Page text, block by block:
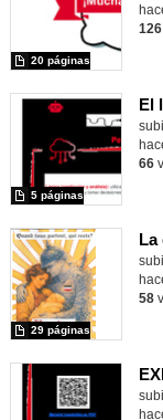
20 páginas
126
El
5 páginas
66
La
29 páginas
58